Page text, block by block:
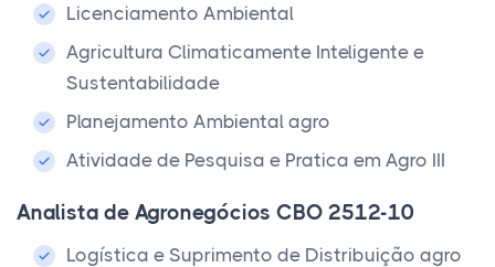
Licenciamento Ambiental
Agricultura Climaticamente Inteligente e
Sustentabilidade
Planejamento Ambiental agro
Atividade de Pesquisa e Pratica em Agro III
Analista de Agronegócios CBO 2512-10
Logística e Suprimento de Distribuição agro